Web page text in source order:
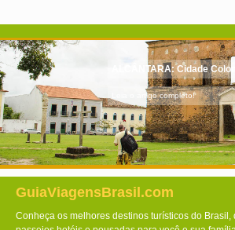
ALCÂNTARA: Cidade
Leia o artigo completo!
GuiaViagensBrasil.com
Conheça os melhores destinos turísticos do Brasil,